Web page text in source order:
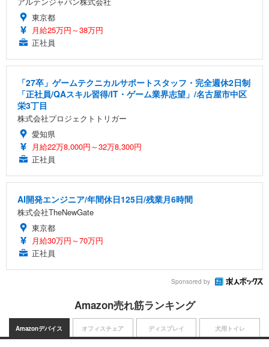
東京都
月給25万円～38万円
正社員
「27卒」ゲームテクニカルサポートスタッフ・完全週休2日制
「正社員/QAスキル習得/IT・ゲーム業界志望」/名古屋市中区
栄3丁目
株式会社プロジェクトトリガー
愛知県
月給22万8,000円～32万8,300円
正社員
AI開発エンジニア/年間休日125日/残業月6時間
株式会社TheNewGate
東京都
月給30万円～70万円
正社員
Sponsored by
Amazon売れ筋ランキング
Amazonデバイス オフィスチェア ディスプレイ 犬用トイレ